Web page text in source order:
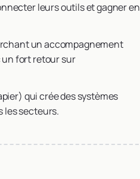
leurs outils et gagner en
un accompagnement
un fort retour sur
qui crée des systèmes
les secteurs.